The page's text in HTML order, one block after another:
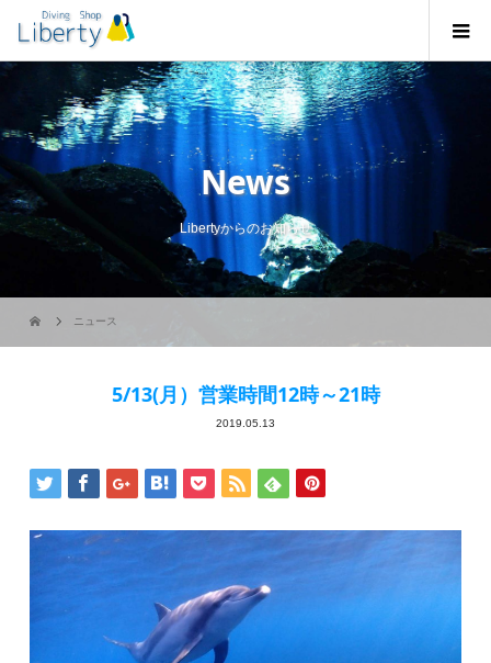
News
Libertyからのお知らせ
ニュース
5/13(月）営業時間12時～21時
2019.05.13